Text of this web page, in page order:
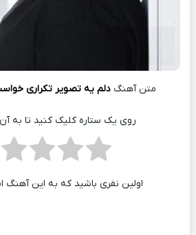
متن آهنگدلم یه تصویر تکراری
روی یک ستاره کلیک کنید تا به آن
اولین نفری باشید که به این آهنگ